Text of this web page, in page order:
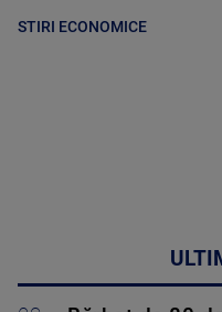
STIRI ECONOMICE